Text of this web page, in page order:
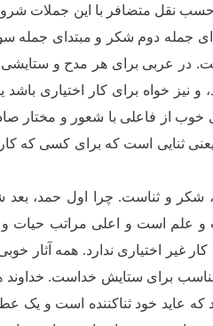
حسب نقل متضافر با این جملات
جمله دوم شکر و مبتدای جمله
در عربی برای هر مدح و ستایشی
نیز خواه برای کار اختیاری باشد
از فاعلی با شعور و مختار
ثنایی است که برای کسی که
شکر و ثناست. چرا اول حمد،
است و اعلی مراتب حیات و
غیر اختیاری ندارد. همه آثار
برای ستایش خداست. خداوند
که عاید خود ثناکننده است و